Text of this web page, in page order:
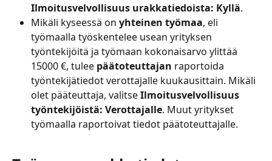
Ilmoitusvelvollisuus urakkatiedoista: Kyllä.
Mikäli kyseessä on yhteinen työmaa, eli
työmaalla työskentelee usean yrityksen
työntekijöitä ja työmaan kokonaisarvo ylittää
15000 €, tulee päätoteuttajan raportoida
työntekijätiedot verottajalle kuukausittain. Mikäli
olet pääteuttaja, valitse Ilmoitusvelvollisuus
työntekijöistä: Verottajalle. Muut yritykset
työmaalla raportoivat tiedot päätoteuttajalle.